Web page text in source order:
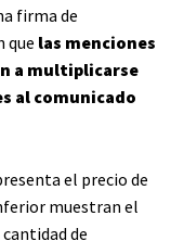
firma de
que las menciones
a multiplicarse
al comunicado
el precio de
muestran el
de